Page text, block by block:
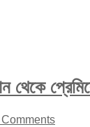
থেকে
Comments